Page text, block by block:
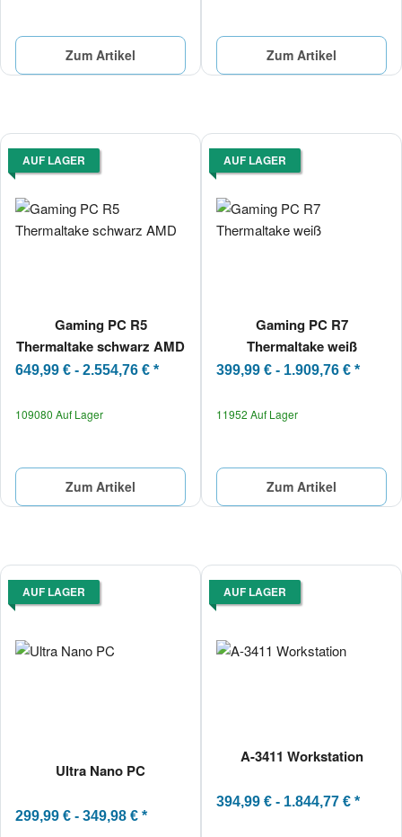
Zum Artikel Zum Artikel
AUF LAGER
Gaming PC R5
Thermaltake schwarz AMD
649,99 € - 2.554,76 € *
109080 Auf Lager
Zum Artikel
AUF LAGER
Gaming PC R7
Thermaltake weiß
399,99 € - 1.909,76 € *
11952 Auf Lager
Zum Artikel
AUF LAGER
Ultra Nano PC
299,99 € - 349,98 € *
AUF LAGER
A-3411 Workstation
394,99 € - 1.844,77 € *